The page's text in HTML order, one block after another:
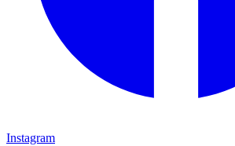
Instagram